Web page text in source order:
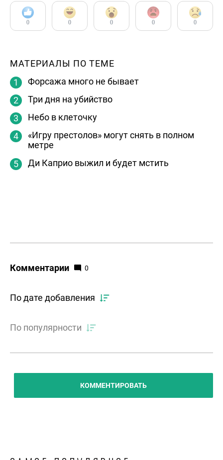
0 0 0 0 0
МАТЕРИАЛЫ ПО ТЕМЕ
Форсажа много не бывает
Три дня на убийство
Небо в клеточку
«Игру престолов» могут снять в полном
метре
Ди Каприо выжил и будет мстить
Комментарии 0
По дате добавления
По популярности
КОММЕНТИРОВАТЬ